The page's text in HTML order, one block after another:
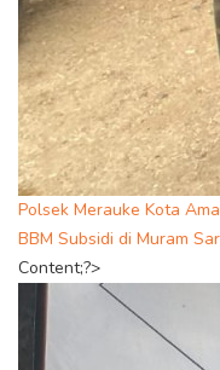
Polsek Merauke Kota
BBM Subsidi di Muram
Content;?>